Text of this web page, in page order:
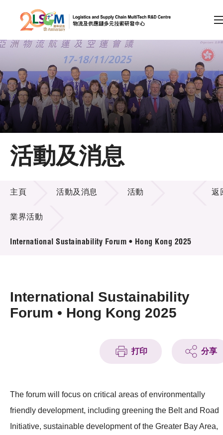
跳到內容（按回車鍵）
會員登入
A A EN 繁 简
主頁
關於LSCM
技術商品化
項目及資助計劃
新聞中心
活動及消息
活動及消息
主頁 活動及消息 活動
業界活動
International Sustainability Forum • Hong Kong 2025
返
International Sustainability
Forum • Hong Kong 2025
打印 分享
The forum will focus on critical areas of environmentally
friendly development, including greening the Belt and Road
Initiative, sustainable development of the Greater Bay Area,